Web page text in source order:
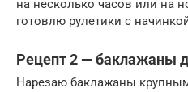
на несколько часов или на
готовлю рулетики с
Рецепт 2 — баклажаны
Нарезаю баклажаны